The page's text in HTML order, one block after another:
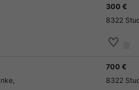
300 €
8322
700 €
8322